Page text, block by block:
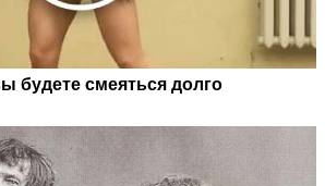
будете смеяться долго